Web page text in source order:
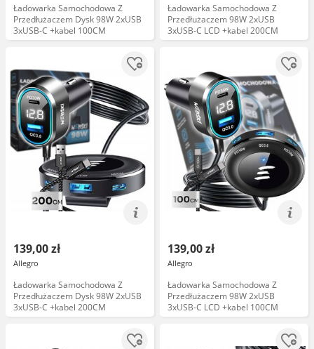
Ładowarka Samochodowa Z
Przedłużaczem Dysk 98W 2xUSB
3xUSB-C +kabel 100CM
Ładowarka Samochodowa Z
Przedłużaczem 98W 2xUSB
3xUSB-C LCD +kabel 200CM
139,00 zł
Allegro
Ładowarka Samochodowa Z
Przedłużaczem Dysk 98W 2xUSB
3xUSB-C +kabel 200CM
139,00 zł
Allegro
Ładowarka Samochodowa Z
Przedłużaczem 98W 2xUSB
3xUSB-C LCD +kabel 100CM